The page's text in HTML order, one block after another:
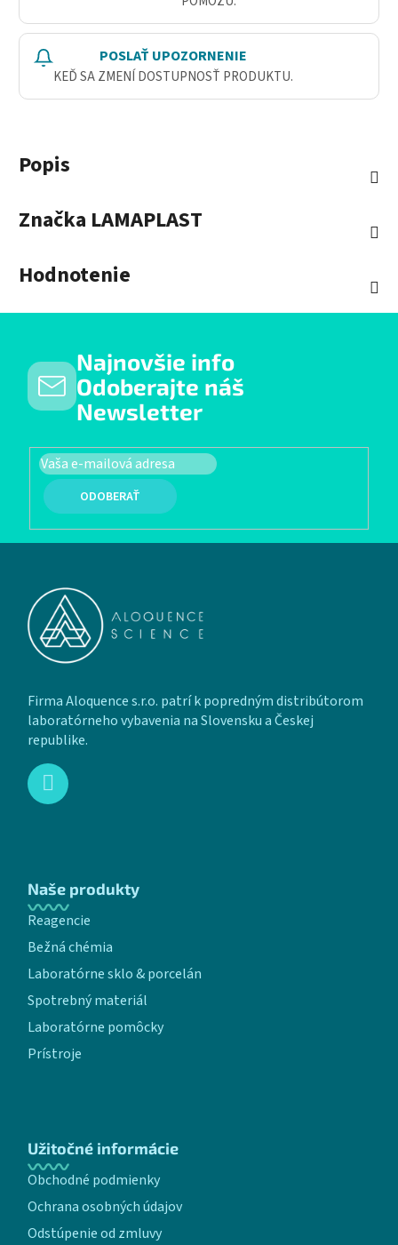
POSLAŤ UPOZORNENIE
KEĎ SA ZMENÍ DOSTUPNOSŤ PRODUKTU.
Popis
Značka LAMAPLAST
Hodnotenie
Najnovšie info
Odoberajte náš
Newsletter
PRIHLÁSIŤ SA
Firma Aloquence s.r.o. patrí k popredným distribútorom
laboratórneho vybavenia na Slovensku a Českej
republike.
Naše produkty
Reagencie
Bežná chémia
Laboratórne sklo & porcelán
Spotrebný materiál
Laboratórne pomôcky
Prístroje
Užitočné informácie
Obchodné podmienky
Ochrana osobných údajov
Odstúpenie od zmluvy